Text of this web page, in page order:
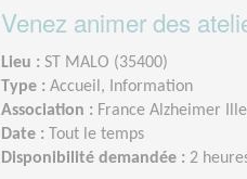
Venez animer des
Lieu : ST MALO (35400)
Type : Accueil, Information
Association : France Alzheimer
Date :
Tout le temps
Disponibilité demandée : 2